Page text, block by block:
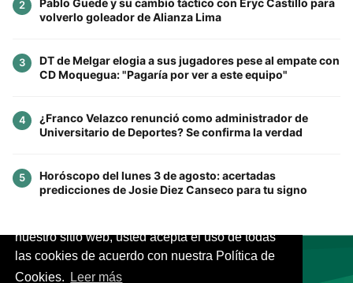
Este sitio utiliza cookies para mejorar la
nuestro sitio web, usted acepta el uso de todas
las cookies de acuerdo con nuestra Política de
Cookies.
Leer más
2
volverlo goleador de Alianza Lima
3
DT de Melgar elogia a sus jugadores pese al empate con
CD Moquegua: "Pagaría por ver a este equipo"
4
¿Franco Velazco renunció como administrador de
Universitario de Deportes? Se confirma la verdad
5
Horóscopo del lunes 3 de agosto: acertadas
predicciones de Josie Diez Canseco para tu signo